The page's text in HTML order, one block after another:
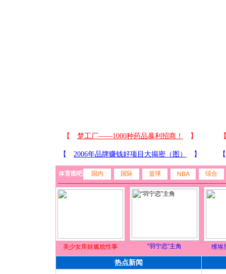
体育图吧 国内 国际 篮球 NBA 综合
美少女库娃尴尬性事 “羽宁恋”主角 维埃
热点新闻